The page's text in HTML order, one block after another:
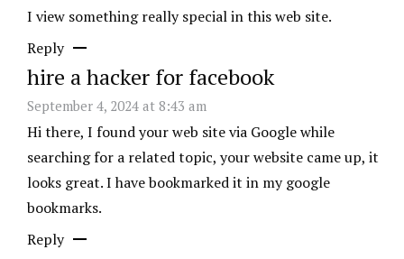
I view something really special in this web site.
Reply
hire a hacker for facebook
September 4, 2024 at 8:43 am
Hi there, I found your web site via Google while
searching for a related topic, your website came up, it
looks great. I have bookmarked it in my google
bookmarks.
Reply